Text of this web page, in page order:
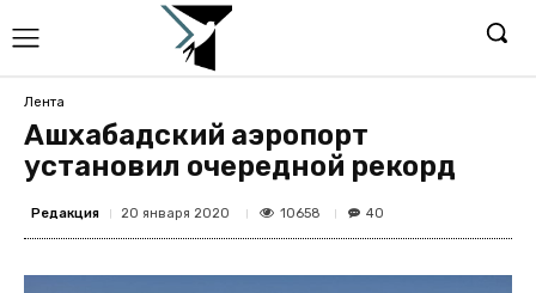
Лента
Ашхабадский аэропорт
установил очередной рекорд
Редакция 20 января 2020 10658 40